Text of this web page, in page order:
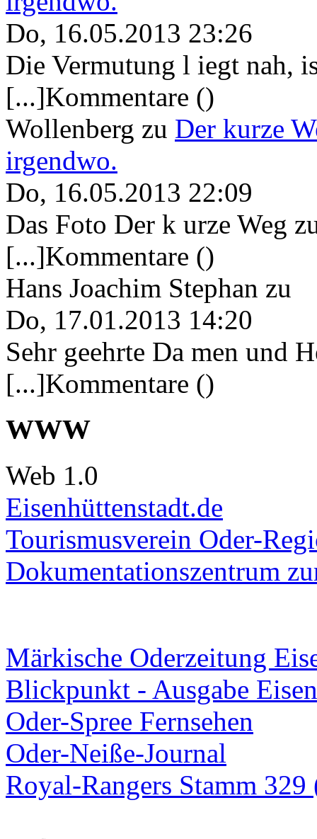
Do, 16.05.2013 23:26
Die Vermutung l iegt nah,
[...]Kommentare ()
Wollenberg zu Der kurze
irgendwo.
Do, 16.05.2013 22:09
Das Foto Der k urze Weg
[...]Kommentare ()
Hans Joachim Stephan zu
Do, 17.01.2013 14:20
Sehr geehrte Da men und
[...]Kommentare ()
WWW
Web 1.0
Eisenhüttenstadt.de
Tourismusverein Oder-
Dokumentationszentrum
Märkische Oderzeitung
Blickpunkt - Ausgabe
Oder-Spree Fernsehen
Oder-Neiße-Journal
Royal-Rangers Stamm